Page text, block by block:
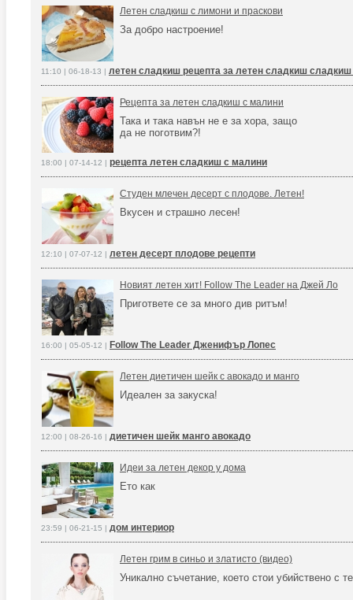
Летен сладкиш с лимони и праскови
За добро настроение!
11:10 | 06-18-13 | летен сладкиш рецепта за летен сладкиш сладкиш
Рецепта за летен сладкиш с малини
Така и така навън не е за хора, защо
да не поготвим?!
18:00 | 07-14-12 | рецепта летен сладкиш с малини
Студен млечен десерт с плодове. Летен!
Вкусен и страшно лесен!
12:10 | 07-07-12 | летен десерт плодове рецепти
Новият летен хит! Follow The Leader на Джей Ло
Пригответе се за много див ритъм!
16:00 | 05-05-12 | Follow The Leader Дженифър Лопес
Летен диетичен шейк с авокадо и манго
Идеален за закуска!
12:00 | 08-26-16 | диетичен шейк манго авокадо
Идеи за летен декор у дома
Ето как
23:59 | 06-21-15 | дом интериор
Летен грим в синьо и златисто (видео)
Уникално съчетание, което стои убийствено с